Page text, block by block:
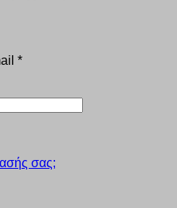
*Απαιτείται
σας;